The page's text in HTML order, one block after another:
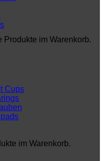
im Warenkorb.
im Warenkorb.
Cups